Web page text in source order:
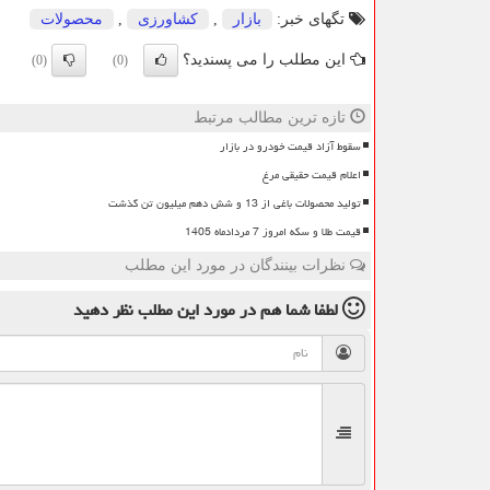
تگهای خبر: بازار كشاورزی محصولات
این مطلب را می پسندید؟ (0)
(0)
تازه ترین مطالب مرتبط
سقوط آزاد قیمت خودرو در بازار
اعلام قیمت حقیقی مرغ
تولید محصولات باغی از 13 و شش دهم میلیون تن گذشت
قیمت طلا و سکه امروز 7 مردادماه 1405
نظرات بینندگان در مورد این مطلب
لطفا شما همدر مورد این مطلبنظر دهید